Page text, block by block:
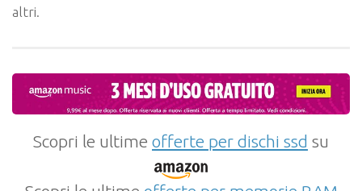
altri.
Scopri le ultime offerte per dischi ssd su